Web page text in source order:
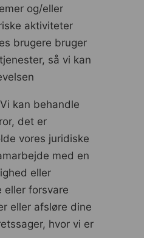
og/eller
aktiviteter
brugere bruger
så vi kan
Vi kan behandle
​​det er
vores juridiske
med en
eller
eller forsvare
eller afsløre dine
hvor vi er